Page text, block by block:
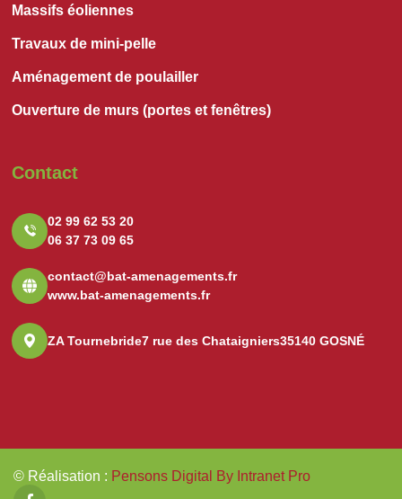
Massifs éoliennes
Travaux de mini-pelle
Aménagement de poulailler
Ouverture de murs (portes et fenêtres)
Contact
02 99 62 53 20
06 37 73 09 65
contact@bat-amenagements.fr
www.bat-amenagements.fr
ZA Tournebride7 rue des Chataigniers35140 GOSNÉ
© Réalisation : Pensons Digital By Intranet Pro